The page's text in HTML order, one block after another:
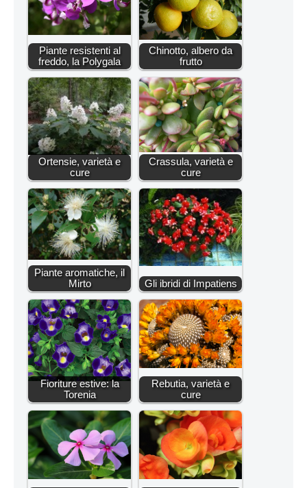
Piante resistenti al
freddo, la Polygala
Chinotto, albero da
frutto
Ortensie, varietà e
cure
Crassula, varietà e
cure
Piante aromatiche, il
Mirto
Gli ibridi di Impatiens
Fioriture estive: la
Torenia
Rebutia, varietà e
cure